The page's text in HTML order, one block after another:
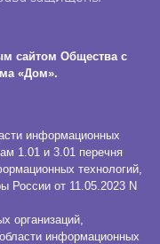
сайтом Общества с
«Дом».
информационных
1.01 и 3.01 перечня
технологий,
России от 11.05.2023 N
организаций,
информационных